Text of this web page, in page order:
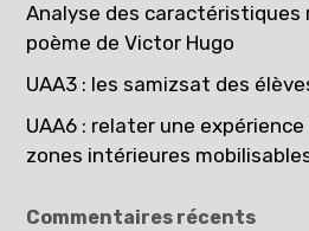
Analyse des caractéristiques
poème de Victor Hugo
UAA3 : les samizsat des
UAA6 : relater une
zones intérieures
Commentaires récents